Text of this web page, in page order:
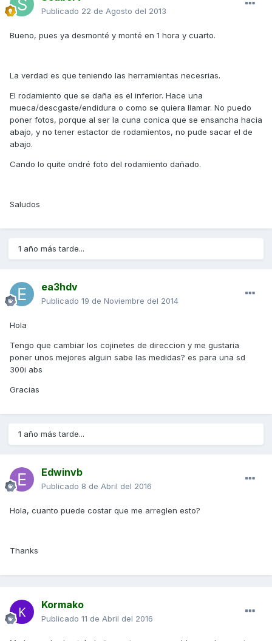
Publicado 22 de Agosto del 2013
Bueno, pues ya desmonté y monté en 1 hora y cuarto.
La verdad es que teniendo las herramientas necesrias.
El rodamiento que se daña es el inferior. Hace una
mueca/descgaste/endidura o como se quiera llamar. No puedo
poner fotos, porque al ser la cuna conica que se ensancha hacia
abajo, y no tener estactor de rodamientos, no pude sacar el de
abajo.
Cando lo quite ondré foto del rodamiento dañado.
Saludos
1 año más tarde...
ea3hdv
Publicado 19 de Noviembre del 2014
Hola
Tengo que cambiar los cojinetes de direccion y me gustaria
poner unos mejores alguin sabe las medidas? es para una sd
300i abs
Gracias
1 año más tarde...
Edwinvb
Publicado 8 de Abril del 2016
Hola, cuanto puede costar que me arreglen esto?
Thanks
Kormako
Publicado 11 de Abril del 2016